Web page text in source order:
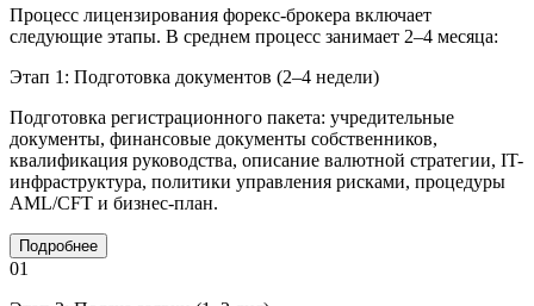
Процесс лицензирования форекс-брокера включает
следующие этапы. В среднем процесс занимает 2–4 месяца:
Этап 1: Подготовка документов (2–4 недели)
Подготовка регистрационного пакета: учредительные
документы, финансовые документы собственников,
квалификация руководства, описание валютной стратегии, IT-
инфраструктура, политики управления рисками, процедуры
AML/CFT и бизнес-план.
Подробнее
01